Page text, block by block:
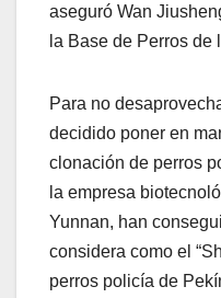
aseguró Wan
la Base de Perros
Para no
decidido poner en
clonación de perros
la empresa
Yunnan, han
considera como el
perros policía de